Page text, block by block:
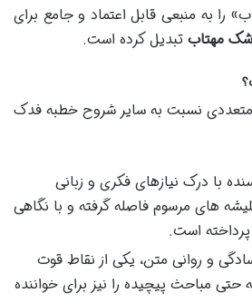
را به منبعی قابل اعتماد و جامع برای
مهتاب تبدیل کرده است.
نسبت به سایر شروح خطبه فدک
با درک نیازهای فکری و زبانی
های مرسوم فاصله گرفته و با نگاهی
است.
و روانی متن، یکی از نقاط قوت
مباحث پیچیده را نیز برای خواننده